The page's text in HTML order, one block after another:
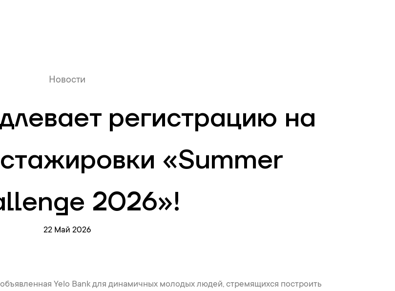
Новости
регистрацию на
«Summer
2026»!
22 Май 2026
Yelo Bank для динамичных молодых людей, стремящихся построить